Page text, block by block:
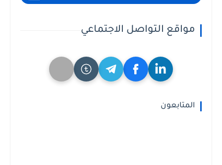
مواقع التواصل الاجتماعي
المتابعون